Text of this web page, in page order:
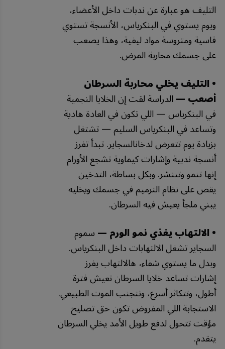
التليف هو عبارة عن ندبات داخل الأعضاء،
ويوم يستوي في البنكرياس، الأنسجة تستوي
قاسية ومتروسة مواد ليفية، وهذا يصعب
على جسمك محاربة المرض.
• التليف يخلي محاربة السرطان
أصعب —الدراسة لقت إن الخلايا النجمية
في البنكرياس — اللي تكون في العادة هادية
وتساعد في البنكرياس السليم — تشتغل
بزيادة يوم تتعرض لدخانالسجاير. تبدأ تفرز
أنسجة ندبية وإشارات كيماوية تشجع الأورام
إنها تنمو وتنتشر. وبكل بساطة، التدخين
يقص على نظام الترميم في جسمك ويخليه
يبني ملجأ يعيش فيه السرطان.
• الالتهاب يغذي نمو الورم —سموم
السجاير تشغل الالتهابات داخل البنكرياس.
وبدل ما يستوي شفاء، هالالتهاب يفرز
إشارات تساعد خلايا السرطان تعيش فترة
أطول، وتتكاثر أسرع، وتتجنب الموت الطبيعي.
الاستجابة اللي المفروض تكون حق تصليح
مؤقت تتحول لدفع طويل الأمد يخلي السرطان
يتقدم.